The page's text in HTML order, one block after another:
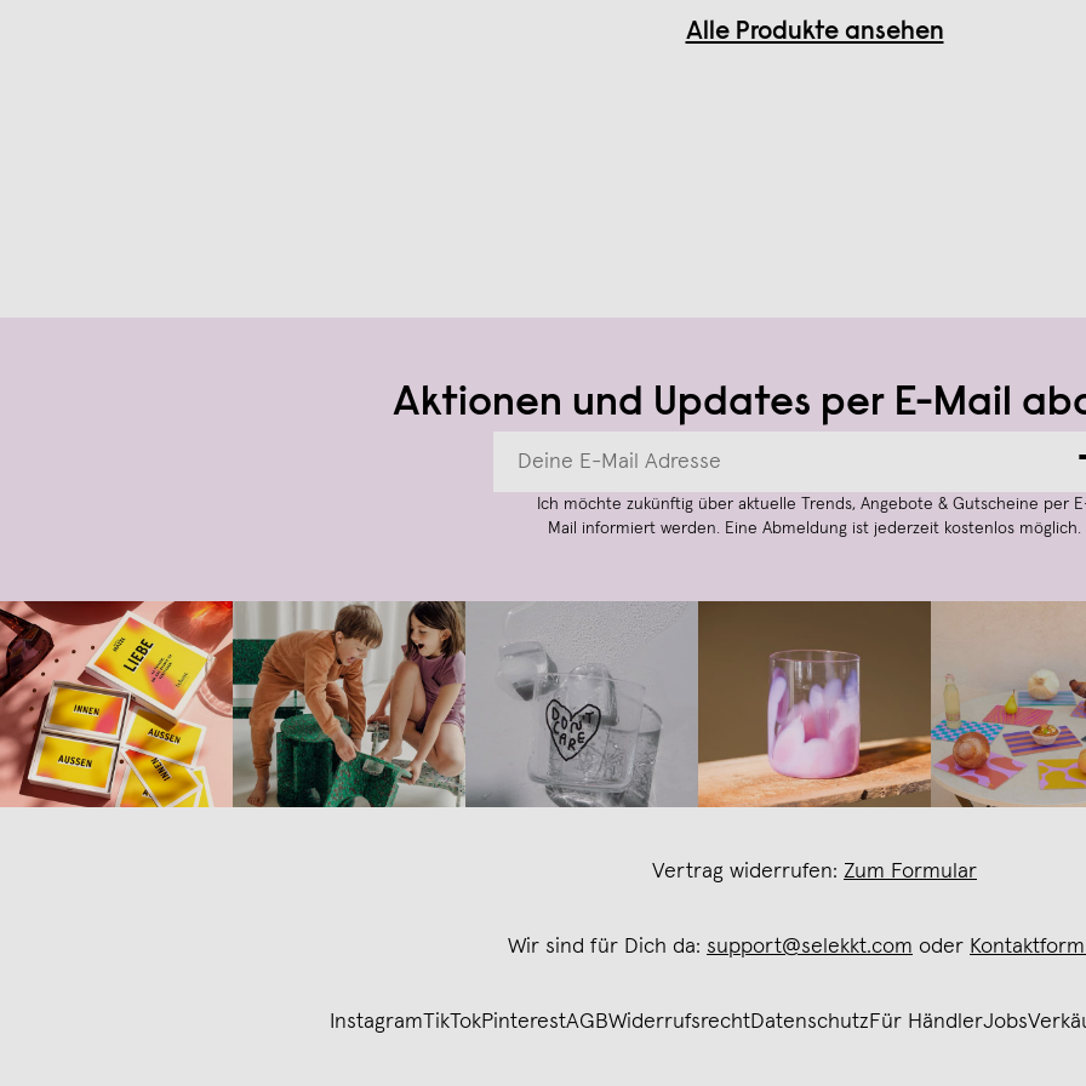
Alle Produkte ansehen
Aktionen und Updates per E-Mail
Ich möchte zukünftig über aktuelle Trends, Angebote & Gutscheine per
Mail informiert werden. Eine Abmeldung ist jederzeit kostenlos möglich.
Vertrag widerrufen: Zum Formular
Wir sind für Dich da: support@selekkt.com oder
Instagram TikTokPinterestAGBWiderrufsrechtDatenschutzFür HändlerJobs